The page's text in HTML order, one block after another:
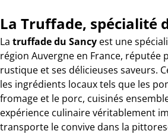
La Truffade, spécialité
La truffade du Sancy est une
région Auvergne en France, réputée
rustique et ses délicieuses saveurs.
les ingrédients locaux tels que les
fromage et le porc, cuisinés
expérience culinaire véritablement
transporte le convive dans la